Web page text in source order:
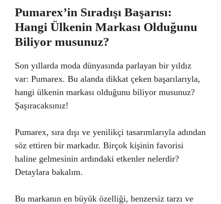
Pumarex’in Sıradışı Başarısı:
Hangi Ülkenin Markası Olduğunu
Biliyor musunuz?
Son yıllarda moda dünyasında parlayan bir yıldız
var: Pumarex. Bu alanda dikkat çeken başarılarıyla,
hangi ülkenin markası olduğunu biliyor musunuz?
Şaşıracaksınız!
Pumarex, sıra dışı ve yenilikçi tasarımlarıyla adından
söz ettiren bir markadır. Birçok kişinin favorisi
haline gelmesinin ardındaki etkenler nelerdir?
Detaylara bakalım.
Bu markanın en büyük özelliği, benzersiz tarzı ve